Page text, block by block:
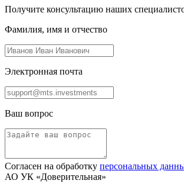
Получите консультацию наших
Фамилия, имя и отчество
Электронная почта
Ваш вопрос
Согласен на обработку персональных
АО УК «Доверительная»